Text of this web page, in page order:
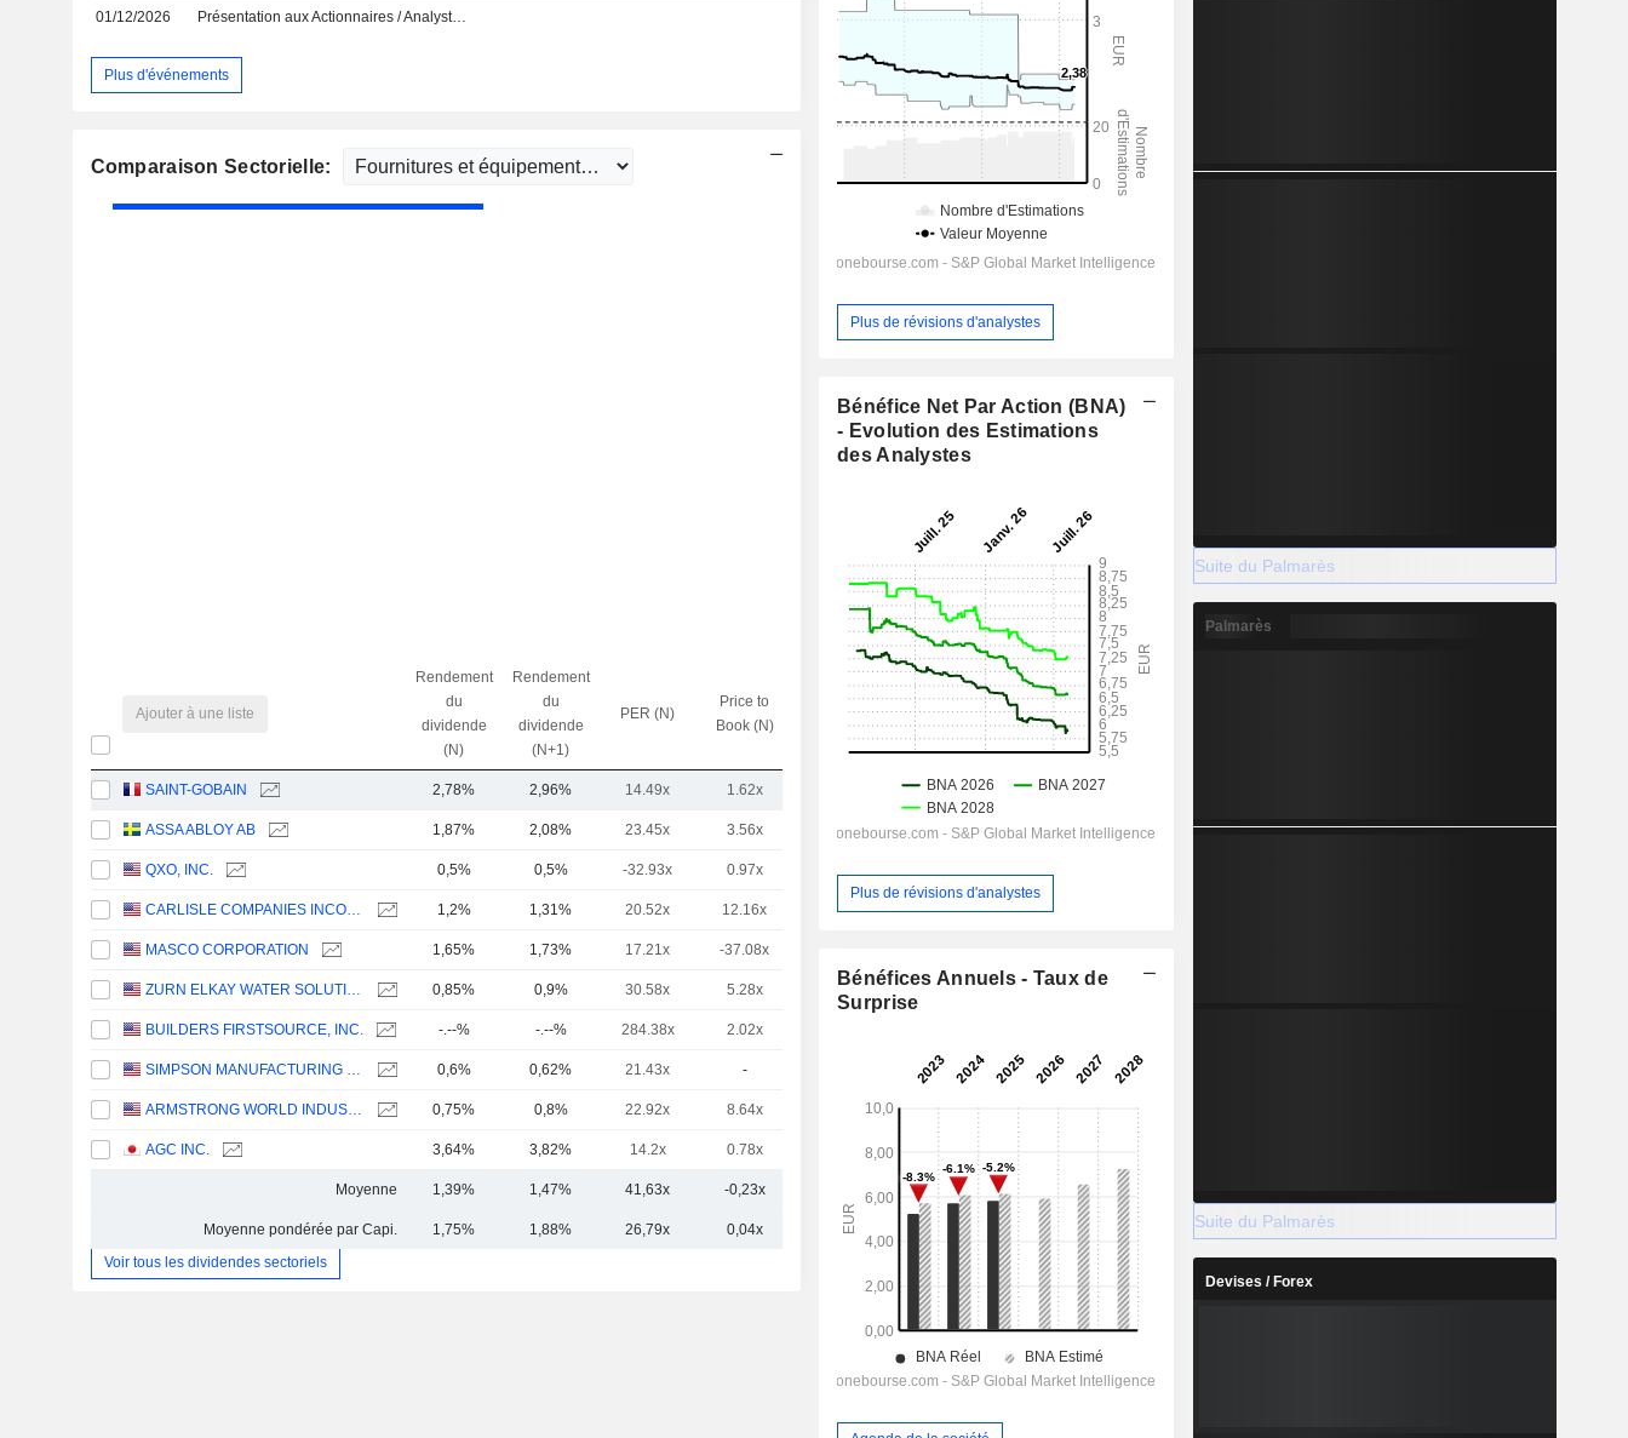
01/12/2026 Présentation aux Actionnaires / Analystes Jour
Plus d'événements
Comparaison Sectorielle:
Ajouter à une liste
Rendement
du
dividende
(N)
Rendement
du
dividende
(N+1)
PER (N)
Price to
Book (N)
VE / CA (N)
SAINT-GOBAIN 2,78% 2,96% 14.49x 1.62x
ASSA ABLOY AB 1,87% 2,08% 23.45x 3.56x 2.94x
QXO, INC. 0,5% 0,5% -32.93x 0.97x
CARLISLE COMPANIES INCORPORATED 1,2% 1,31% 20.52x 12.16x 3.35x
MASCO CORPORATION 1,65% 1,73% 17.21x -37.08x
ZURN ELKAY WATER SOLUTIONS CORPORATION 0,85% 0,9% 30.58x 5.28x 4.77x
BUILDERS FIRSTSOURCE, INC. -.--% -.--% 284.38x 2.02x
SIMPSON MANUFACTURING CO., INC. 0,6% 0,62% 21.43x -
ARMSTRONG WORLD INDUSTRIES, INC. 0,75% 0,8% 22.92x 8.64x
AGC INC. 3,64% 3,82% 14.2x 0.78x
Moyenne 1,39% 1,47% 41,63x -0,23x
Moyenne pondérée par Capi. 1,75% 1,88% 26,79x 0,04x
2,30x
Voir tous les dividendes sectoriels
Plus de révisions d'analystes
Bénéfice Net Par Action (BNA)
- Evolution des Estimations
des Analystes
Plus de révisions d'analystes
Bénéfices Annuels - Taux de
Surprise
Suite du Palmarès
Palmarès
Suite du Palmarès
Devises / Forex